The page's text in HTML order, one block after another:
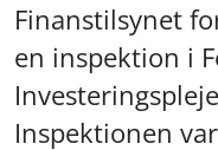
Finanstilsynet
en inspektion i
Inspektionen